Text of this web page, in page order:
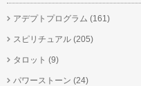
アデプトプログラム (161)
スピリチュアル (205)
タロット (9)
パワーストーン (24)